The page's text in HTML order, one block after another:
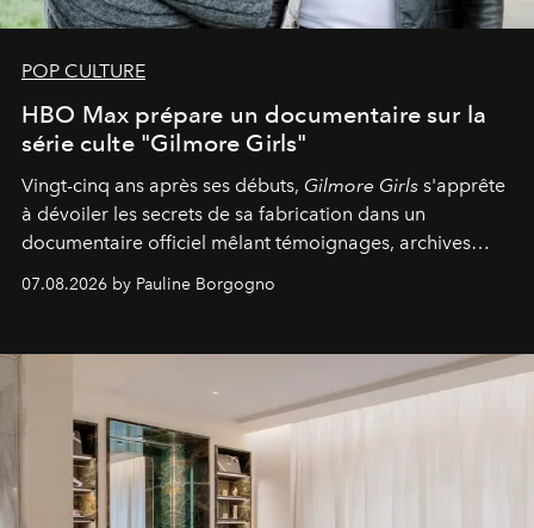
POP CULTURE
HBO Max prépare un documentaire sur la
série culte "Gilmore Girls"
Vingt-cinq ans après ses débuts, Gilmore Girls s'apprête
à dévoiler les secrets de sa fabrication dans un
documentaire officiel mêlant témoignages, archives
inédites et plongée dans les coulisses d'un phénomène
générationnel.
07.08.2026 by Pauline Borgogno